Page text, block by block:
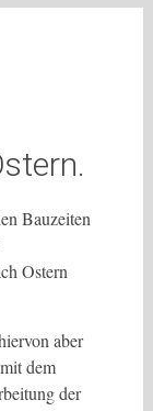
Bauzeiten
Ostern
aber
dem
der